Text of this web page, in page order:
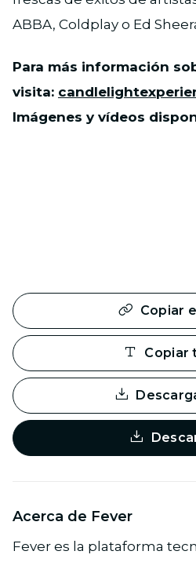
ABBA, Coldplay o Ed
Para más información
visita:
Imágenes y vídeos
Copiar
Copiar
Acerca de Fever
Fever es la plataforma